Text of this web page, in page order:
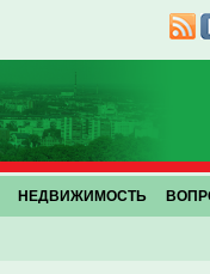
НЕДВИЖИМОСТЬ